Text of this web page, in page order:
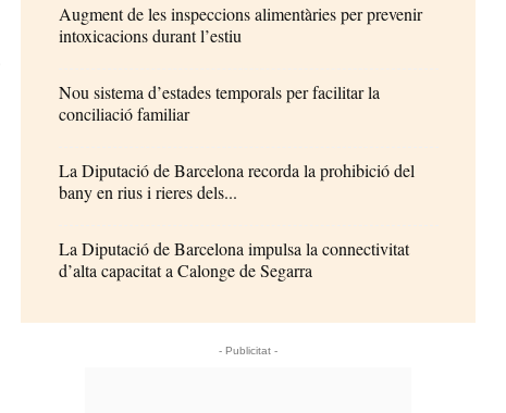
Augment de les inspeccions alimentàries per prevenir
intoxicacions durant l’estiu
Nou sistema d’estades temporals per facilitar la
conciliació familiar
La Diputació de Barcelona recorda la prohibició del
bany en rius i rieres dels...
La Diputació de Barcelona impulsa la connectivitat
d’alta capacitat a Calonge de Segarra
- Publicitat -